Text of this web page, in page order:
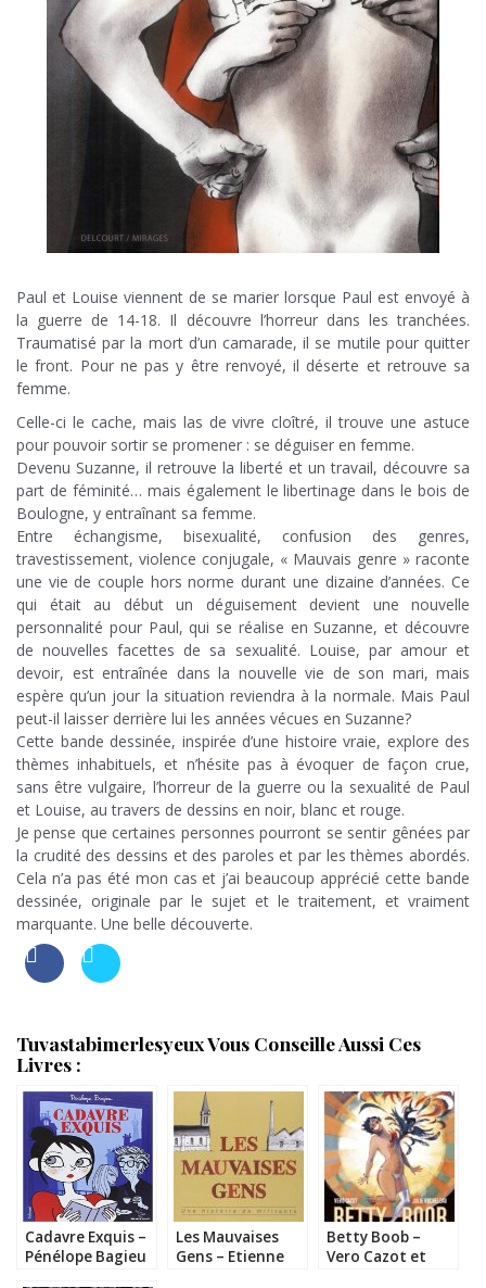
Paul et Louise viennent de se marier lorsque Paul est envoyé à
la guerre de 14-18. Il découvre l’horreur dans les tranchées.
Traumatisé par la mort d’un camarade, il se mutile pour quitter
le front. Pour ne pas y être renvoyé, il déserte et retrouve sa
femme.
Celle-ci le cache, mais las de vivre cloîtré, il trouve une astuce
pour pouvoir sortir se promener : se déguiser en femme.
Devenu Suzanne, il retrouve la liberté et un travail, découvre sa
part de féminité… mais également le libertinage dans le bois de
Boulogne, y entraînant sa femme.
Entre échangisme, bisexualité, confusion des genres,
travestissement, violence conjugale, « Mauvais genre » raconte
une vie de couple hors norme durant une dizaine d’années. Ce
qui était au début un déguisement devient une nouvelle
personnalité pour Paul, qui se réalise en Suzanne, et découvre
de nouvelles facettes de sa sexualité. Louise, par amour et
devoir, est entraînée dans la nouvelle vie de son mari, mais
espère qu’un jour la situation reviendra à la normale. Mais Paul
peut-il laisser derrière lui les années vécues en Suzanne?
Cette bande dessinée, inspirée d’une histoire vraie, explore des
thèmes inhabituels, et n’hésite pas à évoquer de façon crue,
sans être vulgaire, l’horreur de la guerre ou la sexualité de Paul
et Louise, au travers de dessins en noir, blanc et rouge.
Je pense que certaines personnes pourront se sentir gênées par
la crudité des dessins et des paroles et par les thèmes abordés.
Cela n’a pas été mon cas et j’ai beaucoup apprécié cette bande
dessinée, originale par le sujet et le traitement, et vraiment
marquante. Une belle découverte.
Tuvastabimerlesyeux Vous Conseille Aussi Ces
Livres :
Cadavre Exquis –
Pénélope Bagieu
Les Mauvaises
Gens – Etienne
Betty Boob –
Vero Cazot et